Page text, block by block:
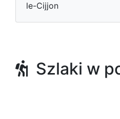
le-Cijjon
Szlaki w